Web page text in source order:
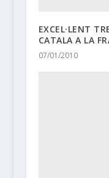
EXCEL·LENT
CATALA A LA
07/01/2010